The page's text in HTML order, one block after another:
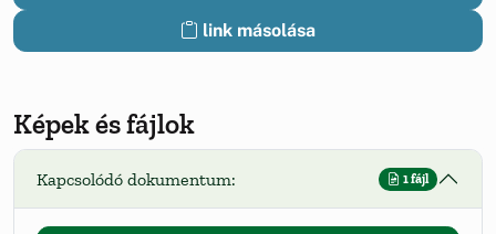
link másolása
Képek és fájlok
Kapcsolódó dokumentum: 1 fájl